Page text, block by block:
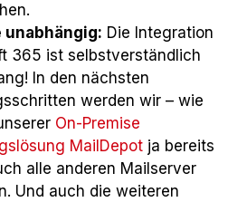
unabhängig: Die Integration
365 ist selbstverständlich
In den nächsten
werden wir – wie
On-Premise
MailDepot ja bereits
alle anderen Mailserver
Und auch die weiteren